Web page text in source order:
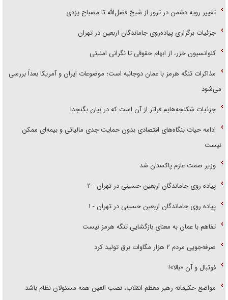
تغییر رویه دشمن در ترور از شیخ فضل‌الله تا مصباح یزدی
جزئیات برگزاری پیاده‌روی جاماندگان اربعین در تهران
کنوانسیون خزر، از ابهام حقوقی تا نگرانی امنیتی
مذاکرات تنگه هرمز با عمان دوجانبه است؛ موضوعات ایران و آمریکا بعداً بررسی
می‌شود
جزئیات شکنجه‌هایم فراتر از آن است که در بیان بگنجد!
ادامه حیات بنگاه‌های اقتصادی بدون حمایت جدی مالیاتی و بیمه‌ای ممکن
نیست
وزیر صمت عازم پاکستان شد
پیاده روی جاماندگان اربعین حسینی در تهران - ۲
پیاده روی جاماندگان اربعین حسینی در تهران - ۱
تفاهم با عمان به معنای بازگشایی تنگه هرمز نیست
صرفه‌جویی مردم ۲ هزار مگاوات برق تولید کرد
فوتبال و آن «بالا»!
مواضع حکیمانه رهبر معظم انقلاب، نصب العین همه مسئولان نظام باشد